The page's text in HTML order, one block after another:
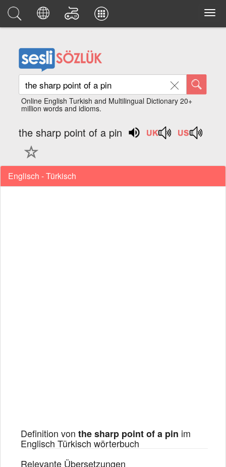
Online English Turkish and Multilingual Dictionary 20+
million words and idioms.
the sharp point of a pin
Englisch - Türkisch
Definition von the sharp point of a pin im
Englisch Türkisch wörterbuch
Relevante Übersetzungen